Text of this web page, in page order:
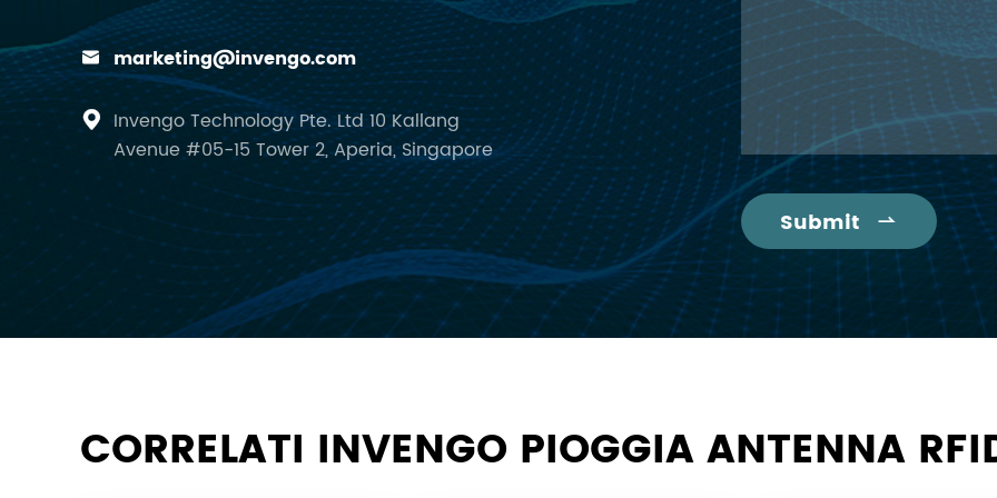
 marketing@invengo.com

Invengo Technology Pte. Ltd 10 Kallang
Avenue #05-15 Tower 2, Aperia, Singapore
Submit 
CORRELATI INVENGO PIOGGIA ANTENNA